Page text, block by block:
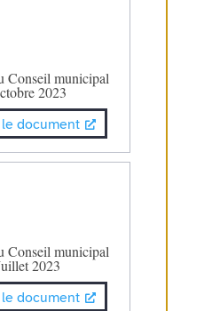
Conseil municipal
2023
document
Conseil municipal
2023
document